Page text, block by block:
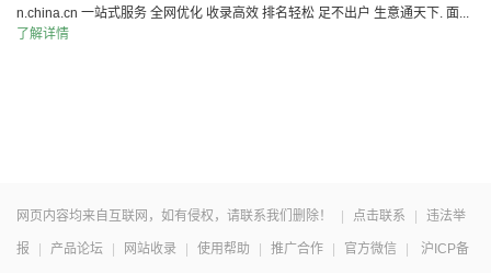
n.china.cn 一站式服务 全网优化 收录高效 排名轻松 足不出户 生意通天下. 面...
了解详情
网页内容均来自互联网，如有侵权，请联系我们删除！ 点击联系 违法举
报 产品论坛 网站收录 使用帮助 推广合作 官方微信 沪ICP备